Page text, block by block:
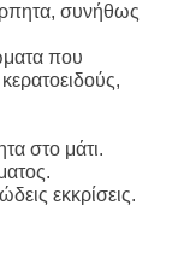
συνήθως
που
στο μάτι.
εκκρίσεις.